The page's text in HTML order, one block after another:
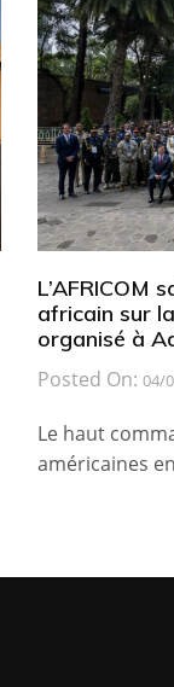
L’AFRICOM
africain sur
organisé à
Posted On: 04/
Le haut
américaines